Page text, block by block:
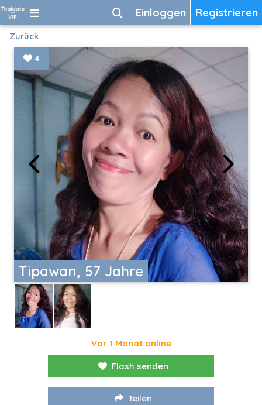
Registrieren
Einloggen
Zurück
Tipawan, 57 Jahre
4
Vor 1 Monat online
Flash senden
Teilen